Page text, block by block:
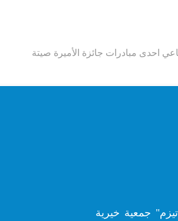
احدى مبادرات جائزة الأميرة صيتة
جمعية خيرية